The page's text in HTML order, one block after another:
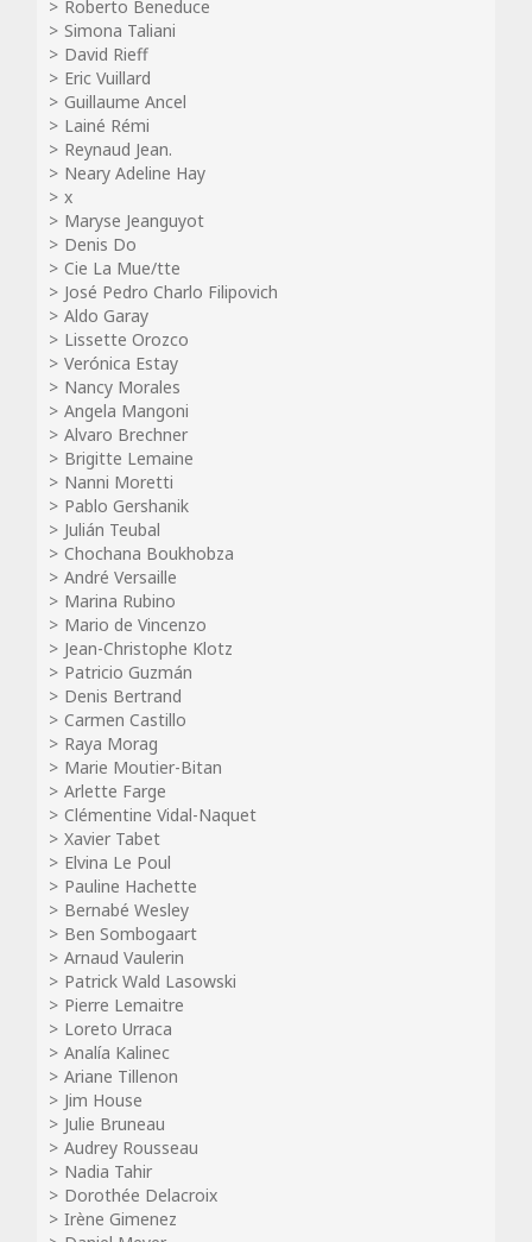
Roberto Beneduce
Simona Taliani
David Rieff
Eric Vuillard
Guillaume Ancel
Lainé Rémi
Reynaud Jean.
Neary Adeline Hay
x
Maryse Jeanguyot
Denis Do
Cie La Mue/tte
José Pedro Charlo Filipovich
Aldo Garay
Lissette Orozco
Verónica Estay
Nancy Morales
Angela Mangoni
Alvaro Brechner
Brigitte Lemaine
Nanni Moretti
Pablo Gershanik
Julián Teubal
Chochana Boukhobza
André Versaille
Marina Rubino
Mario de Vincenzo
Jean-Christophe Klotz
Patricio Guzmán
Denis Bertrand
Carmen Castillo
Raya Morag
Marie Moutier-Bitan
Arlette Farge
Clémentine Vidal-Naquet
Xavier Tabet
Elvina Le Poul
Pauline Hachette
Bernabé Wesley
Ben Sombogaart
Arnaud Vaulerin
Patrick Wald Lasowski
Pierre Lemaitre
Loreto Urraca
Analía Kalinec
Ariane Tillenon
Jim House
Julie Bruneau
Audrey Rousseau
Nadia Tahir
Dorothée Delacroix
Irène Gimenez